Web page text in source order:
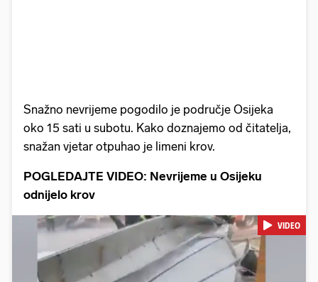
Snažno nevrijeme pogodilo je područje Osijeka
oko 15 sati u subotu. Kako doznajemo od čitatelja,
snažan vjetar otpuhao je limeni krov.
POGLEDAJTE VIDEO: Nevrijeme u Osijeku
odnijelo krov
VIDEO